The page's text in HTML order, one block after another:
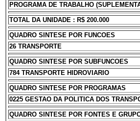
PROGRAMA DE TRABALHO
TOTAL DA UNIDADE : R$ 200.000
QUADRO SINTESE POR FUNCOES
26 TRANSPORTE
QUADRO SINTESE POR SUBFUNCOES
784 TRANSPORTE HIDROVIARIO
QUADRO SINTESE POR PROGRAMAS
0225 GESTAO DA POLITICA DOS
QUADRO SINTESE POR FONTES E